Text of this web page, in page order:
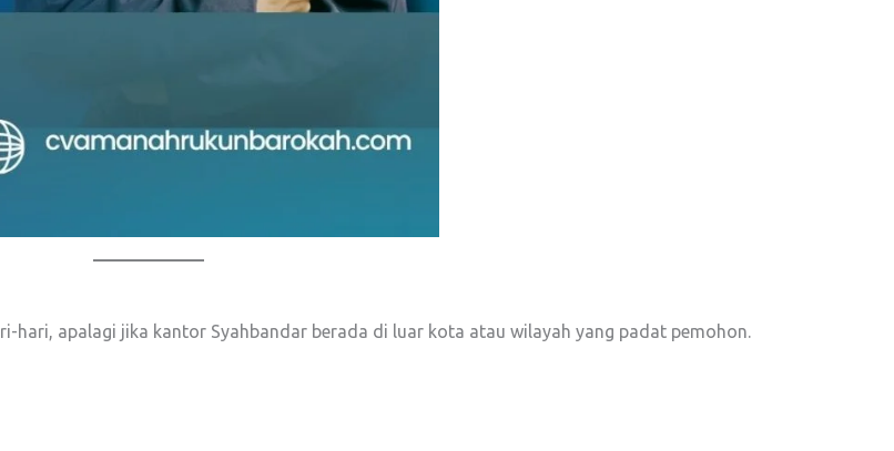
hari, apalagi jika kantor Syahbandar berada di luar kota atau wilayah yang padat pemohon.